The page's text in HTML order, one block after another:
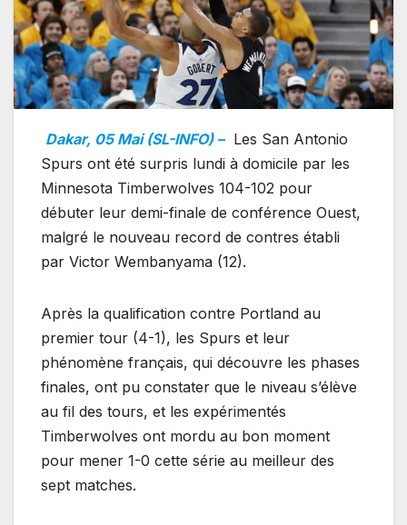
Dakar, 05 Mai (SL-INFO) – Les San Antonio
Spurs ont été surpris lundi à domicile par les
Minnesota Timberwolves 104-102 pour
débuter leur demi-finale de conférence Ouest,
malgré le nouveau record de contres établi
par Victor Wembanyama (12).
Après la qualification contre Portland au
premier tour (4-1), les Spurs et leur
phénomène français, qui découvre les phases
finales, ont pu constater que le niveau s’élève
au fil des tours, et les expérimentés
Timberwolves ont mordu au bon moment
pour mener 1-0 cette série au meilleur des
sept matches.